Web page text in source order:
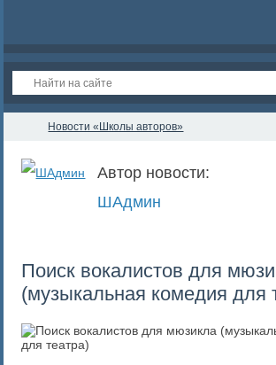
Новости «Школы авторов»
Автор новости:
ШАдмин
Поиск вокалистов для
(музыкальная комедия для